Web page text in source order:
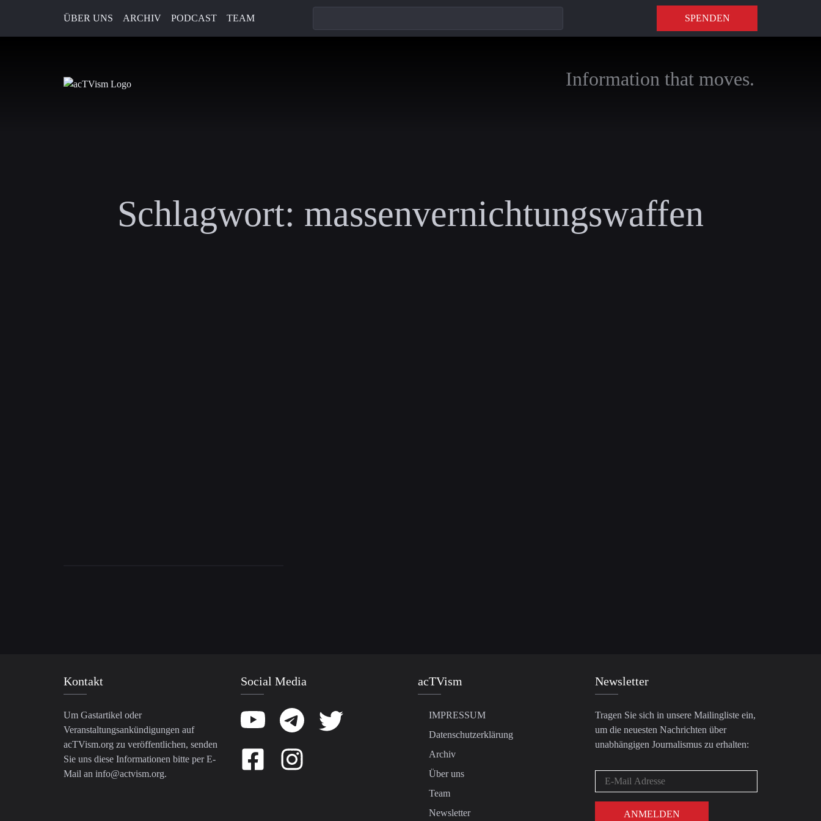
ÜBER UNS ARCHIV PODCAST TEAM SPENDEN
Information that moves.
Schlagwort: massenvernichtungswaffen
Kontakt
Um Gastartikel oder
Veranstaltungsankündigungen auf
acTVism.org zu veröffentlichen, senden
Sie uns diese Informationen bitte per E-
Mail an info@actvism.org.
Social Media acTVism
IMPRESSUM
Datenschutzerklärung
Archiv
Über uns
Team
Newsletter
Newsletter
Tragen Sie sich in unsere Mailingliste ein,
um die neuesten Nachrichten über
unabhängigen Journalismus zu erhalten: